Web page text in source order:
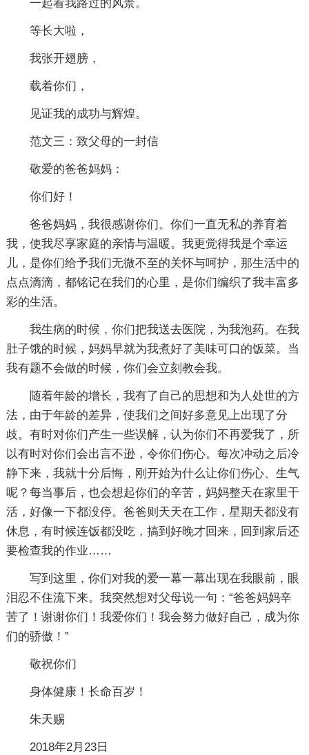
一起看我路过的风景。
等长大啦，
我张开翅膀，
载着你们，
见证我的成功与辉煌。
范文三：致父母的一封信
敬爱的爸爸妈妈：
你们好！
爸爸妈妈，我很感谢你们。你们一直无私的养育着
我，使我尽享家庭的亲情与温暖。我更觉得我是个幸运
儿，是你们给予我们无微不至的关怀与呵护，那生活中的
点点滴滴，都铭记在我们的心里，是你们编织了我丰富多
彩的生活。
我生病的时候，你们把我送去医院，为我泡药。在我
肚子饿的时候，妈妈早就为我煮好了美味可口的饭菜。当
我有题不会做的时候，你们会立刻教会我。
随着年龄的增长，我有了自己的思想和为人处世的方
法，由于年龄的差异，使我们之间好多意见上出现了分
歧。有时对你们产生一些误解，认为你们不再爱我了，所
以有时对你们会出言不逊，令你们伤心。每次冲动之后冷
静下来，我就十分后悔，刚开始为什么让你们伤心、生气
呢？每当事后，也会想起你们的辛苦，妈妈整天在家里干
活，好像一下都没停。爸爸则天天在工作，星期天都没有
休息，有时候连饭都没吃，搞到好晚才回来，回到家后还
要检查我的作业……
写到这里，你们对我的爱一幕一幕出现在我眼前，眼
泪忍不住流下来。我突然想对父母说一句：“爸爸妈妈辛
苦了！谢谢你们！我爱你们！我会努力做好自己，成为你
们的骄傲！”
敬祝你们
身体健康！长命百岁！
朱天赐
2018年2月23日